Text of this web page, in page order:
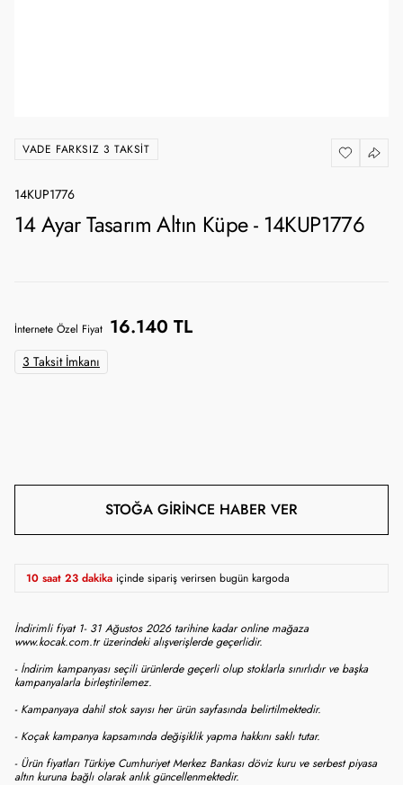
VADE FARKSIZ 3 TAKSIT
14KUP1776
14 Ayar Tasarım Altın Küpe - 14KUP1776
İnternete Özel Fiyat 16.140 TL
3 Taksit İmkanı
STOĞA GIRINCE HABER VER
10 saat 23 dakika içinde sipariş verirsen bugün kargoda
İndirimli fiyat 1- 31 Ağustos 2026 tarihine kadar online mağaza
www.kocak.com.tr üzerindeki alışverişlerde geçerlidir.
- İndirim kampanyası seçili ürünlerde geçerli olup stoklarla sınırlıdır ve başka
kampanyalarla birleştirilemez.
- Kampanyaya dahil stok sayısı her ürün sayfasında belirtilmektedir.
- Koçak kampanya kapsamında değişiklik yapma hakkını saklı tutar.
- Ürün fiyatları Türkiye Cumhuriyet Merkez Bankası döviz kuru ve serbest piyasa
altın kuruna bağlı olarak anlık güncellenmektedir.